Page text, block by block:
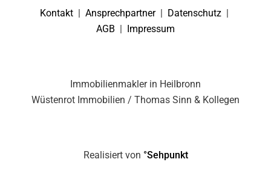
Kontakt Ansprechpartner| Datenschutz
AGB
Impressum
Immobilienmakler in Heilbronn
Wüstenrot Immobilien / Thomas Sinn & Kollegen
Realisiert von °Sehpunkt